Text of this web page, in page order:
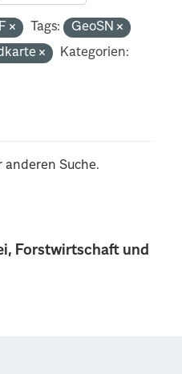
Forstwirtschaft und
Tags:
GeoSN
Kategorien:
anderen Suche.